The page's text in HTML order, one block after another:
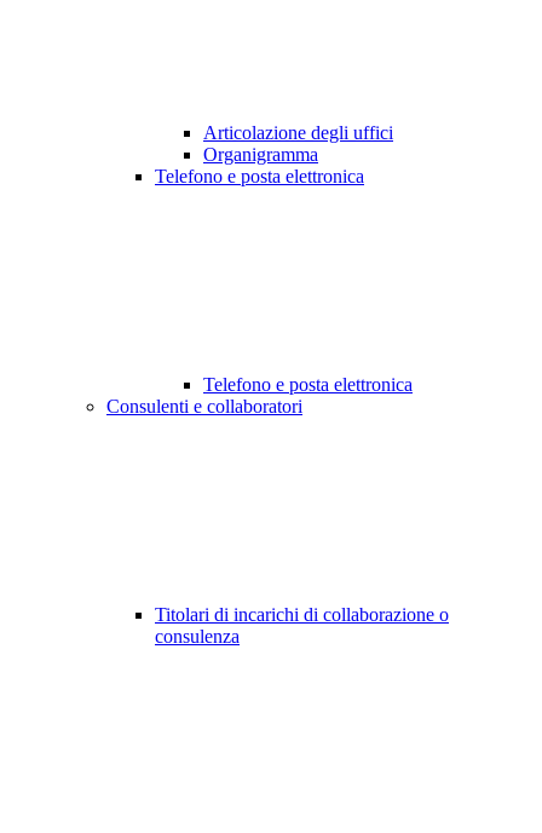
Articolazione degli uffici
Organigramma
Telefono e posta elettronica
Telefono e posta elettronica
Consulenti e collaboratori
Titolari di incarichi di collaborazione o
consulenza